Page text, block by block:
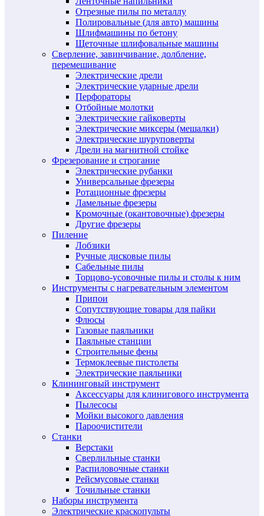
Отрезные пилы по металлу
Полировальные (для авто) машины
Шлифмашины по бетону
Щеточные шлифовальные машины
Сверление, завинчивание, долбление,
перемешивание
Электрические дрели
Электрические ударные дрели
Перфораторы
Отбойные молотки
Электрические гайковерты
Электрические миксеры (мешалки)
Электрические шуруповерты
Дрели на магнитной стойке
Фрезерование и строгание
Электрические рубанки
Универсальные фрезеры
Ротационные фрезеры
Ламельные фрезеры
Кромочные (окантовочные) фрезеры
Другие фрезеры
Пиление
Лобзики
Ручные дисковые пилы
Сабельные пилы
Торцово-усовочные пилы и столы к ним
Инструменты с нагревательным элементом
Припои
Сопутствующие товары для пайки
Флюсы
Газовые паяльники
Паяльные станции
Строительные фены
Термоклеевые пистолеты
Электрические паяльники
Клининговый инструмент
Аксессуары для клинигового инструмента
Пылесосы
Мойки высокого давления
Пароочистители
Станки
Верстаки
Сверлильные станки
Распиловочные станки
Рейсмусовые станки
Точильные станки
Наборы инструмента
Электрические краскопульты